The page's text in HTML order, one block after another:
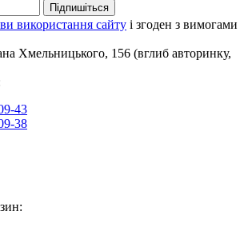
Підпишіться
використання сайту і згоден з вимогами
Хмельницького, 156 (вглиб авторинку,
43
38